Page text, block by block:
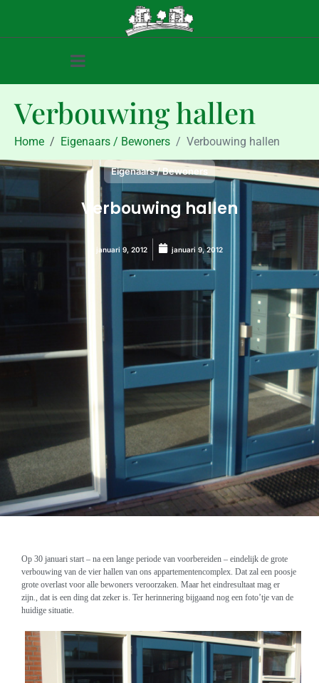
Verbouwing hallen
Home Eigenaars / Bewoners Verbouwing hallen
Eigenaars / Bewoners
Verbouwing hallen
januari 9, 2012 januari 9, 2012
Op 30 januari start – na een lange periode van voorbereiden – eindelijk de grote
verbouwing van de vier hallen van ons appartementencomplex. Dat zal een poosje
grote overlast voor alle bewoners veroorzaken. Maar het eindresultaat mag er
zijn., dat is een ding dat zeker is. Ter herinnering bijgaand nog een foto’tje van de
huidige situatie.